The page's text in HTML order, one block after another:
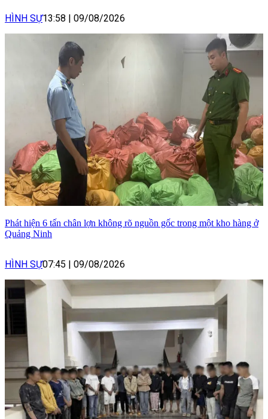
HÌNH SỰ13:58 09/08/2026
Phát hiện 6 tấn chân lợn không rõ nguồn gốc trong một kho hàng ở
Quảng Ninh
HÌNH SỰ07:45 09/08/2026